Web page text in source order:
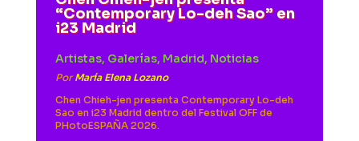
“Contemporary Lo-deh Sao” en
i23 Madrid
Artistas, Galerías, Madrid, Noticias
PorMaría Elena Lozano
Chen Chieh-jen presenta Contemporary Lo-deh
Sao en i23 Madrid dentro del Festival OFF de
PHotoESPAÑA 2026.